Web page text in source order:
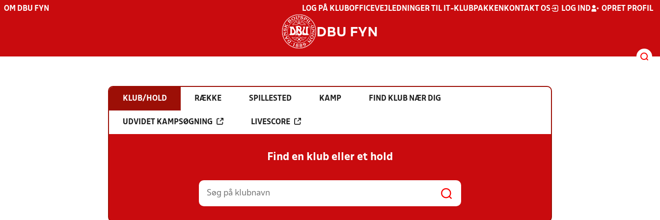
OM DBU FYN LOG PÅ KLUBOFFICEVEJLEDNINGER TIL IT-KLUBPAKKEN KONTAKT OS LOG IND OPRET PROFIL
DBU FYN
KLUB/HOLD RÆKKE SPILLESTED KAMP FIND KLUB NÆR DIG
UDVIDET KAMPSØGNING LIVESCORE
Find en klub eller et hold